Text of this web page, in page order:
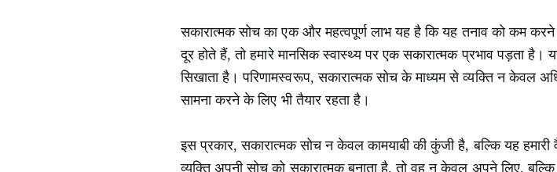
सकारात्मक सोच का एक और महत्वपूर्ण लाभ यह है कि यह तनाव को कम
दूर होते हैं, तो हमारे मानसिक स्वास्थ्य पर एक सकारात्मक प्रभाव पड़ता
सिखाता है। परिणामस्वरूप, सकारात्मक सोच के माध्यम से व्यक्ति न केवल
सामना करने के लिए भी तैयार रहता है।
इस प्रकार, सकारात्मक सोच न केवल कामयाबी की कुंजी है, बल्कि यह
व्यक्ति अपनी सोच को सकारात्मक बनाता है, तो वह न केवल अपने लिए,